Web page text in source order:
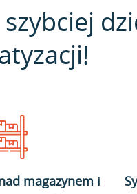
magazynem i